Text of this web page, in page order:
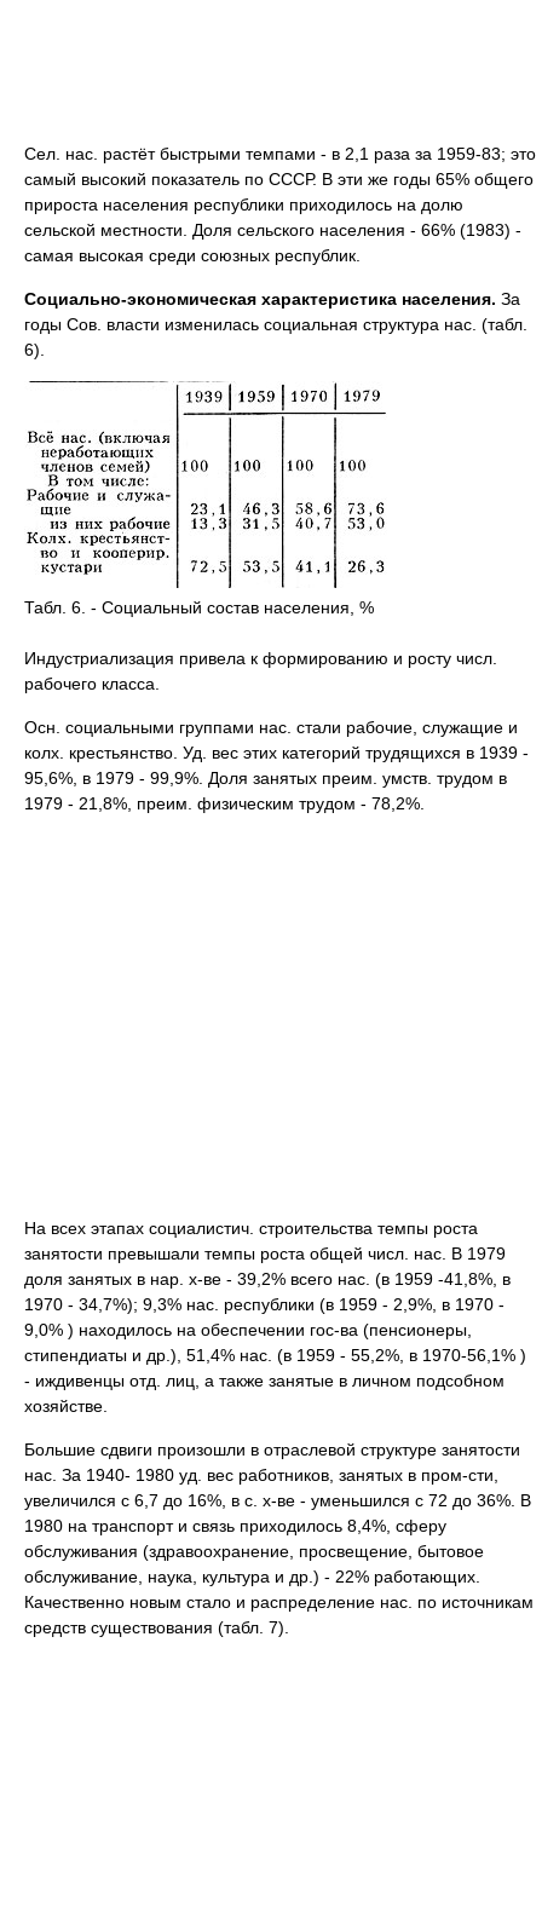
Сел. нас. растёт быстрыми темпами - в 2,1 раза за 1959-83; это
самый высокий показатель по СССР. В эти же годы 65% общего
прироста населения республики приходилось на долю
сельской местности. Доля сельского населения - 66% (1983) -
самая высокая среди союзных республик.
Социально-экономическая характеристика населения. За
годы Сов. власти изменилась социальная структура нас. (табл.
6).
Табл. 6. - Социальный состав населения, %
Индустриализация привела к формированию и росту числ.
рабочего класса.
Осн. социальными группами нас. стали рабочие, служащие и
колх. крестьянство. Уд. вес этих категорий трудящихся в 1939 -
95,6%, в 1979 - 99,9%. Доля занятых преим. умств. трудом в
1979 - 21,8%, преим. физическим трудом - 78,2%.
На всех этапах социалистич. строительства темпы роста
занятости превышали темпы роста общей числ. нас. В 1979
доля занятых в нар. х-ве - 39,2% всего нас. (в 1959 -41,8%, в
1970 - 34,7%); 9,3% нас. республики (в 1959 - 2,9%, в 1970 -
9,0% ) находилось на обеспечении гос-ва (пенсионеры,
стипендиаты и др.), 51,4% нас. (в 1959 - 55,2%, в 1970-56,1% )
- иждивенцы отд. лиц, а также занятые в личном подсобном
хозяйстве.
Большие сдвиги произошли в отраслевой структуре занятости
нас. За 1940- 1980 уд. вес работников, занятых в пром-сти,
увеличился с 6,7 до 16%, в с. х-ве - уменьшился с 72 до 36%. В
1980 на транспорт и связь приходилось 8,4%, сферу
обслуживания (здравоохранение, просвещение, бытовое
обслуживание, наука, культура и др.) - 22% работающих.
Качественно новым стало и распределение нас. по источникам
средств существования (табл. 7).